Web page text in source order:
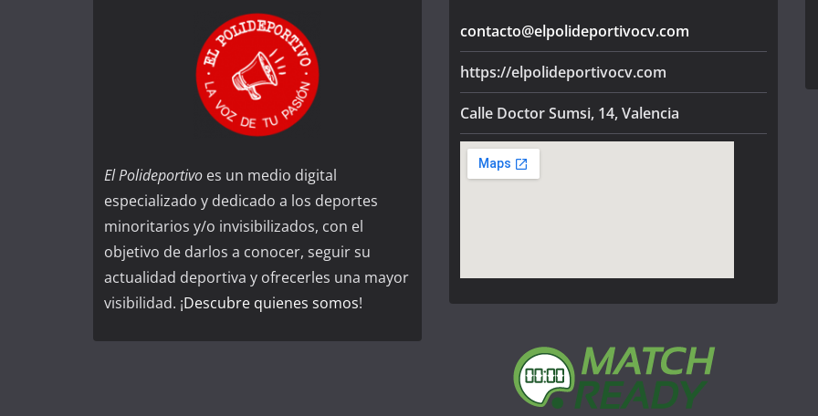
El Polideportivo es un medio digital
especializado y dedicado a los deportes
minoritarios y/o invisibilizados, con el
objetivo de darlos a conocer, seguir su
actualidad deportiva y ofrecerles una mayor
visibilidad. ¡Descubre quienes somos!
contacto@elpolideportivocv.com
https://elpolideportivocv.com
Calle Doctor Sumsi, 14, Valencia